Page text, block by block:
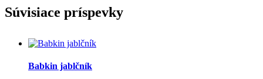
Facebook
WhatsApp
Pinterest
Email
Súvisiace príspevky
Babkin jablčník